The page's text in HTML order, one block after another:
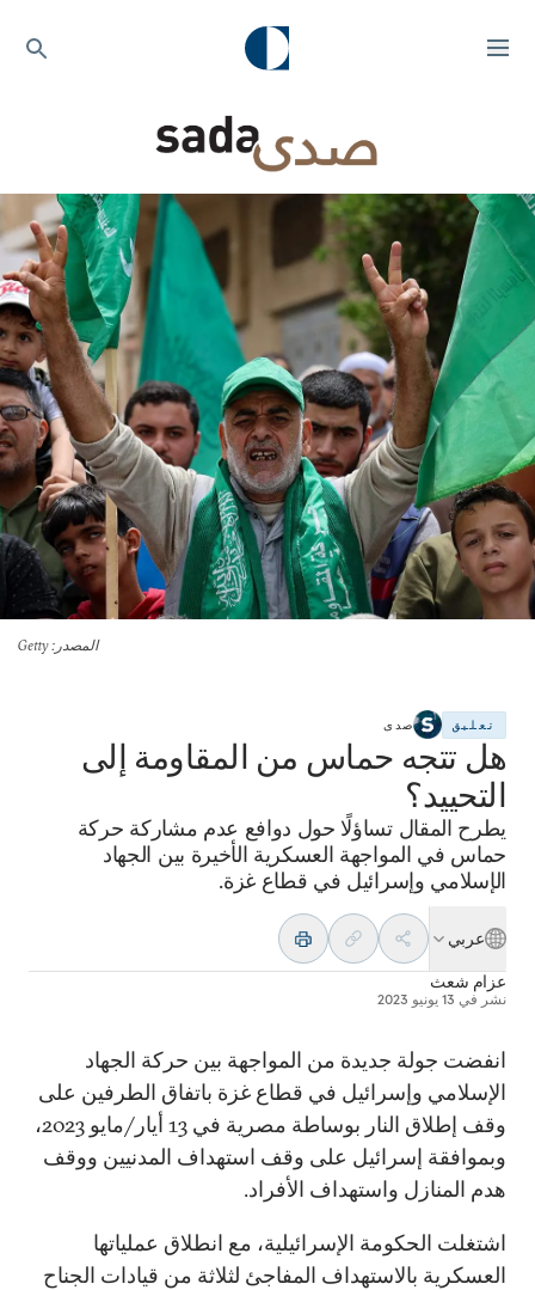
المصدر : Getty
تعليق صدى
هل تتجه حماس من المقاومة إلى
التحييد؟
يطرح المقال تساؤلًا حول دوافع عدم مشاركة حركة
حماس في المواجهة العسكرية الأخيرة بين الجهاد
الإسلامي وإسرائيل في قطاع غزة.
عربي
عزام شعث
نشر في 13 يونيو 2023
انفضت جولة جديدة من المواجهة بين حركة الجهاد
الإسلامي وإسرائيل في قطاع غزة باتفاق الطرفين على
وقف إطلاق النار بوساطة مصرية في 13 أيار/مايو 2023،
وبموافقة إسرائيل على وقف استهداف المدنيين ووقف
هدم المنازل واستهداف الأفراد.
اشتغلت الحكومة الإسرائيلية، مع انطلاق عملياتها
العسكرية بالاستهداف المفاجئ لثلاثة من قيادات الجناح